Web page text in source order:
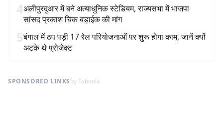
4अलीपुरदुआर में बने अत्याधुनिक स्टेडियम, राज्यसभा में भाजपा
सांसद प्रकाश चिक बड़ाईक की मांग
5बंगाल में ठप पड़ी 17 रेल परियोजनाओं पर शुरू होगा काम, जानें क्यों
अटके थे प्रोजेक्ट
SPONSORED LINKSby Taboola